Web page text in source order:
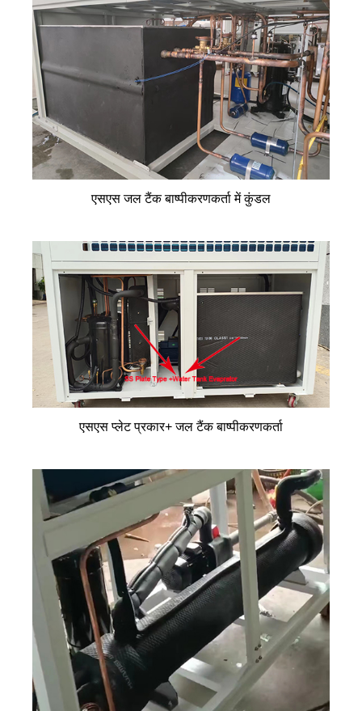
एसएस जल टैंक बाष्पीकरणकर्ता में कुंडल
एसएस प्लेट प्रकार+ जल टैंक बाष्पीकरणकर्ता